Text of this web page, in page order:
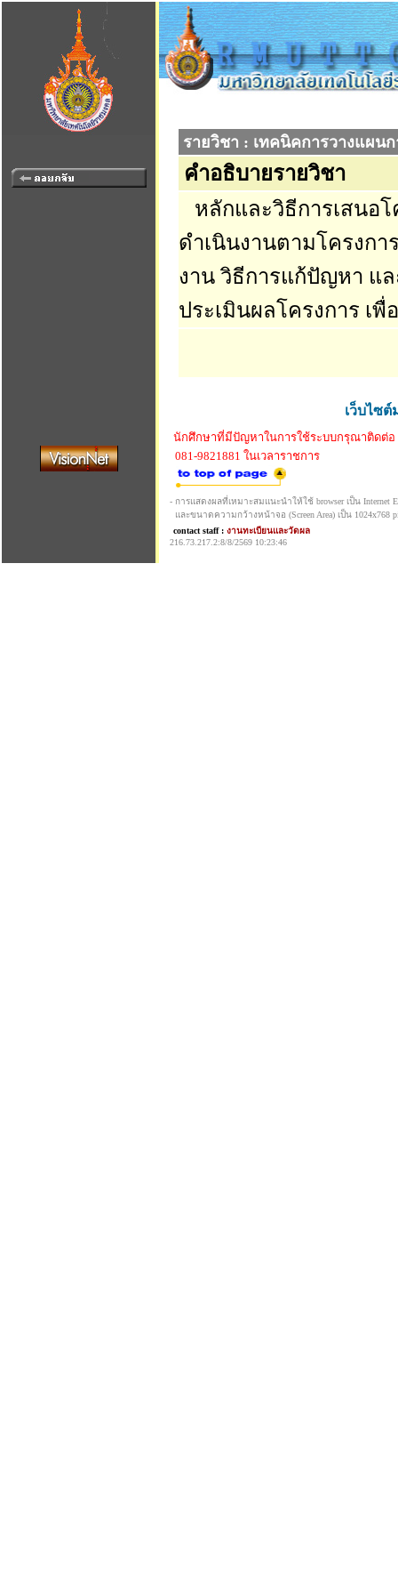
รายวิชา : เทคนิคการวางแผน
คำอธิบายรายวิชา
หลักและวิธีการเสนอโ
ดำเนินงานตามโครงกา
งาน วิธีการแก้ปัญหา แ
ประเมินผลโครงการ เ
เว็บไซ
นักศึกษาที่มีปัญหาในการใช้ระบบกรุณาติดต่อ
081-9821881 ในเวลาราชการ
- การแสดงผลที่เหมาะสมแนะนำให้ใช้ browser เป็น Internet
และขนาดความกว้างหน้าจอ (Screen Area) เป็น 1024x768
contact staff : งานทะเบียนและวัดผล
216.73.217.2:8/8/2569 10:23:46